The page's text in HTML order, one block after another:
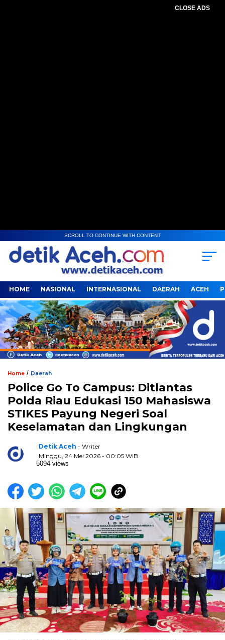
CLOSE ADS
SCROLL TO CONTINUE WITH CONTENT
HOME NASIONAL INTERNASIONAL DAERAH ACEH
Home / Daerah
Police Go To Campus: Ditlantas
Polda Riau Edukasi 150 Mahasiswa
STIKES Payung Negeri Soal
Keselamatan dan Lingkungan
Detik Aceh - Writer
Minggu, 24 Mei 2026 - 00:05 WIB
5094 views